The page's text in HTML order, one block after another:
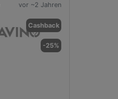
vor ~2 Jahren
Cashback
-25%